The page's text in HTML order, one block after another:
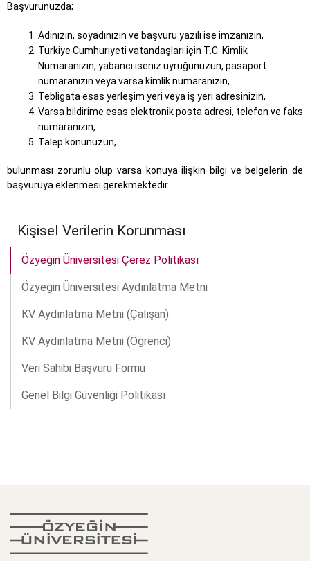
Başvurunuzda;
Adınızın, soyadınızın ve başvuru yazılı ise imzanızın,
Türkiye Cumhuriyeti vatandaşları için T.C. Kimlik
Numaranızın, yabancı iseniz uyruğunuzun, pasaport
numaranızın veya varsa kimlik numaranızın,
Tebligata esas yerleşim yeri veya iş yeri adresinizin,
Varsa bildirime esas elektronik posta adresi, telefon ve faks
numaranızın,
Talep konunuzun,
bulunması zorunlu olup varsa konuya ilişkin bilgi ve belgelerin de
başvuruya eklenmesi gerekmektedir.
Kişisel Verilerin Korunması
Özyeğin Üniversitesi Çerez Politikası
Özyeğin Üniversitesi Aydınlatma Metni
KV Aydınlatma Metni (Çalışan)
KV Aydınlatma Metni (Öğrenci)
Veri Sahibi Başvuru Formu
Genel Bilgi Güvenliği Politikası